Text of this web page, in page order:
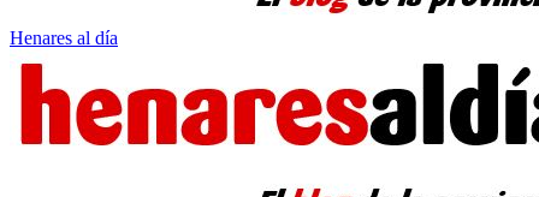
Henares al día